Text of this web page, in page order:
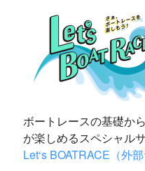
ボートレースの基礎か
が楽しめるスペシャル
Let‘s BOATRACE（外部